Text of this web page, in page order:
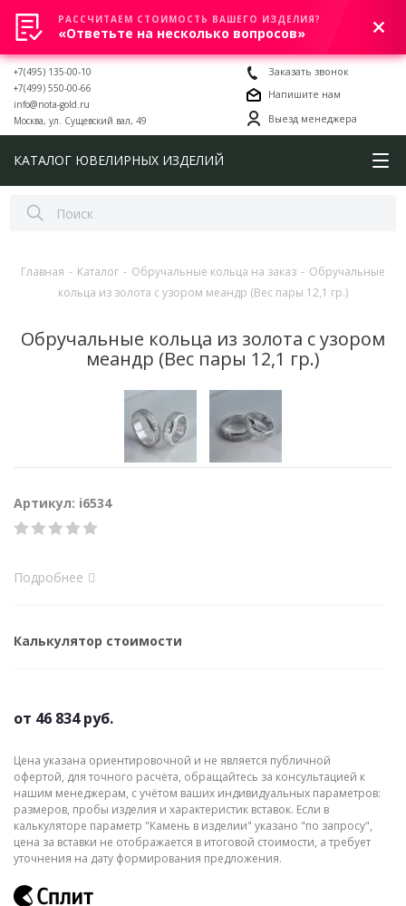
0
+7(495) 135-00-10
+7(499) 550-00-66
info@nota-gold.ru
Москва, ул. Сущевский вал, 49
Заказать звонок
Напишите нам
Выезд менеджера
КАТАЛОГ ЮВЕЛИРНЫХ ИЗДЕЛИЙ
Главная - Каталог - Обручальные кольца на заказ - Обручальные
кольца из золота с узором меандр (Вес пары 12,1 гр.)
Обручальные кольца из золота с узором
меандр (Вес пары 12,1 гр.)
Артикул: i6534
Подробнее
Калькулятор стоимости
от 46 834 руб.
Цена указана ориентировочной и не является публичной
офертой, для точного расчёта, обращайтесь за консультацией к
нашим менеджерам, с учётом ваших индивидуальных параметров:
размеров, пробы изделия и характеристик вставок. Если в
калькуляторе параметр "Камень в изделии" указано "по запросу",
цена за вставки не отображается в итоговой стоимости, а требует
уточнения на дату формирования предложения.
РАССЧИТАЕМ СТОИМОСТЬ ВАШЕГО ИЗДЕЛИЯ?
«Ответьте на несколько вопросов»